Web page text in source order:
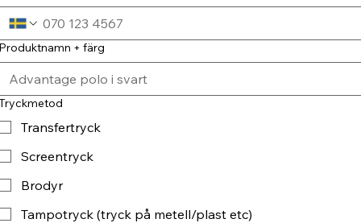
+ färg
Transfertryck
Screentryck
Brodyr
Tampotryck (tryck på metell/plast etc)